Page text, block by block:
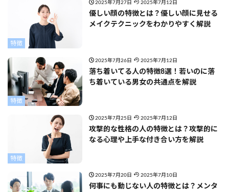
特徴
2025年7月27日 2025年7月12日
優しい顔の特徴とは？優しい顔に見せる
メイクテクニックをわかりやすく解説
特徴
2025年7月26日 2025年7月12日
落ち着いてる人の特徴8選！若いのに落
ち着いている男女の共通点を解説
特徴
2025年7月25日 2025年7月12日
攻撃的な性格の人の特徴とは？攻撃的に
なる心理や上手な付き合い方を解説
2025年7月20日 2025年7月10日
何事にも動じない人の特徴とは？メンタ